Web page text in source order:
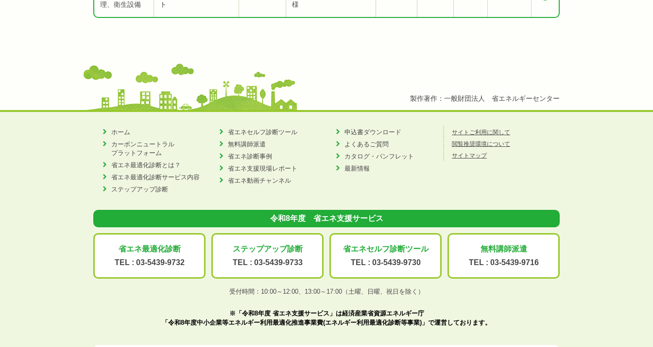
理、衛生設備
ト
様
製作著作：一般財団法人 省エネルギーセンター
ホーム
カーボンニュートラル
プラットフォーム
省エネ最適化診断とは？
省エネ最適化診断サービス内容
ステップアップ診断
省エネセルフ診断ツール
無料講師派遣
省エネ診断事例
省エネ支援現場レポート
省エネ動画チャンネル
申込書ダウンロード
よくあるご質問
カタログ・パンフレット
最新情報
サイトご利用に関して
閲覧推奨環境について
サイトマップ
令和8年度 省エネ支援サービス
省エネ最適化診断
TEL : 03-5439-9732
ステップアップ診断
TEL : 03-5439-9733
省エネセルフ診断ツール
TEL : 03-5439-9730
無料講師派遣
TEL : 03-5439-9716
受付時間：10:00～12:00、 13:00～17:00（土曜、日曜、祝日を除く）
※「令和8年度 省エネ支援サービス」は経済産業省資源エネルギー庁
「令和8年度中小企業等エネルギー利用最適化推進事業費(エネルギー利用最適化診断等事業)」で運営しております。